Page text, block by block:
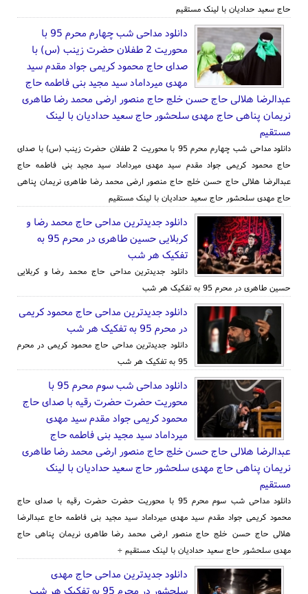
حاج سعید حدادیان با لینک مستقیم
دانلود مداحی شب چهارم محرم 95 با
محوریت 2 طفلان حضرت زینب (س) با
صدای حاج محمود کریمی جواد مقدم سید
مهدی میرداماد سید مجید بنی فاطمه حاج
عبدالرضا هلالی حاج حسن خلج حاج منصور ارضی محمد رضا طاهری
نریمان پناهی حاج مهدی سلحشور حاج سعید حدادیان با لینک
مستقیم
دانلود مداحی شب چهارم محرم 95 با محوریت 2 طفلان حضرت زینب (س) با صدای
حاج محمود کریمی جواد مقدم سید مهدی میرداماد سید مجید بنی فاطمه حاج
عبدالرضا هلالی حاج حسن خلج حاج منصور ارضی محمد رضا طاهری نریمان پناهی
حاج مهدی سلحشور حاج سعید حدادیان با لینک مستقیم
دانلود جدیدترین مداحی حاج محمد رضا و
کربلایی حسین طاهری در محرم 95 به
تفکیک هر شب
دانلود جدیدترین مداحی حاج محمد رضا و کربلایی
حسین طاهری در محرم 95 به تفکیک هر شب
دانلود جدیدترین مداحی حاج محمود کریمی
در محرم 95 به تفکیک هر شب
دانلود جدیدترین مداحی حاج محمود کریمی در محرم
95 به تفکیک هر شب
دانلود مداحی شب سوم محرم 95 با
محوریت حضرت حضرت رقیه با صدای حاج
محمود کریمی جواد مقدم سید مهدی
میرداماد سید مجید بنی فاطمه حاج
عبدالرضا هلالی حاج حسن خلج حاج منصور ارضی محمد رضا طاهری
نریمان پناهی حاج مهدی سلحشور حاج سعید حدادیان با لینک
مستقیم
دانلود مداحی شب سوم محرم 95 با محوریت حضرت حضرت رقیه با صدای حاج
محمود کریمی جواد مقدم سید مهدی میرداماد سید مجید بنی فاطمه حاج عبدالرضا
هلالی حاج حسن خلج حاج منصور ارضی محمد رضا طاهری نریمان پناهی حاج
مهدی سلحشور حاج سعید حدادیان با لینک مستقیم ÷
دانلود جدیدترین مداحی حاج مهدی
سلحشور در محرم 95 به تفکیک هر شب